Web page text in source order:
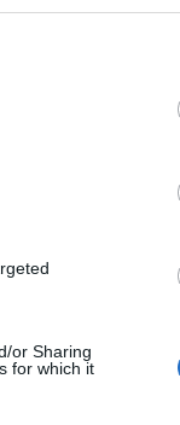
or Sharing
for which it
κι από την
που παίζει
που
Πέφτει
ένας μαύρος στη
κατευθύνει